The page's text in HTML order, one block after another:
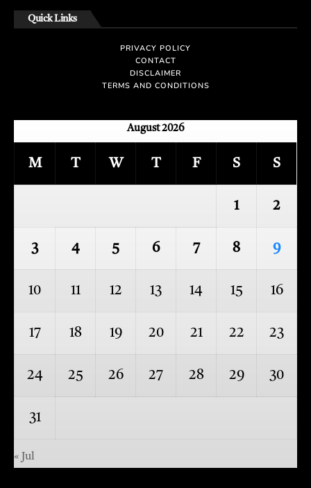
Quick Links
PRIVACY POLICY
CONTACT
DISCLAIMER
TERMS AND CONDITIONS
August 2026
M T W T F S S
1 2
3 4 5 6 7 8 9
10 11 12 13 14 15 16
17 18 19 20 21 22 23
24 25 26 27 28 29 30
31
« Jul